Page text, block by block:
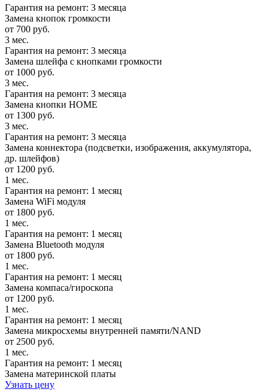
Гарантия на ремонт: 3 месяца
Замена кнопок громкости
от 700 руб.
3 мес.
Гарантия на ремонт: 3 месяца
Замена шлейфа с кнопками громкости
от 1000 руб.
3 мес.
Гарантия на ремонт: 3 месяца
Замена кнопки HOME
от 1300 руб.
3 мес.
Гарантия на ремонт: 3 месяца
Замена коннектора (подсветки, изображения, аккумулятора,
др. шлейфов)
от 1200 руб.
1 мес.
Гарантия на ремонт: 1 месяц
Замена WiFi модуля
от 1800 руб.
1 мес.
Гарантия на ремонт: 1 месяц
Замена Bluetooth модуля
от 1800 руб.
1 мес.
Гарантия на ремонт: 1 месяц
Замена компаса/гироскопа
от 1200 руб.
1 мес.
Гарантия на ремонт: 1 месяц
Замена микросхемы внутренней памяти/NAND
от 2500 руб.
1 мес.
Гарантия на ремонт: 1 месяц
Замена материнской платы
Узнать цену